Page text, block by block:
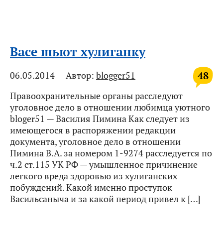
Васе шьют хулиганку
48
06.05.2014 Автор: blogger51
Правоохранительные органы расследуют
уголовное дело в отношении любимца уютного
bloger51 — Василия Пимина Как следует из
имеющегося в распоряжении редакции
документа, уголовное дело в отношении
Пимина В.А. за номером 1-9274 расследуется по
ч.2 ст.115 УК РФ — умышленное причинение
легкого вреда здоровью из хулиганских
побуждений. Какой именно проступок
Васильсаныча и за какой период привел к […]